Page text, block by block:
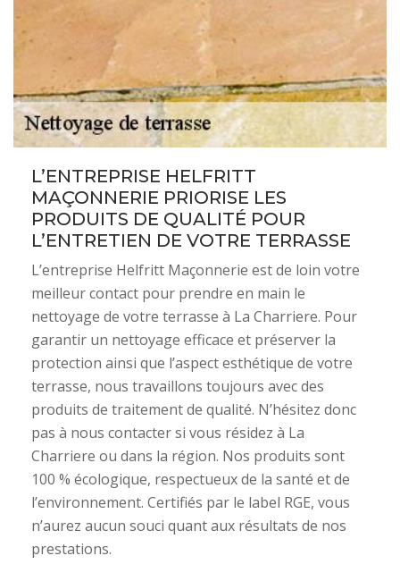
L’ENTREPRISE HELFRITT
MAÇONNERIE PRIORISE LES
PRODUITS DE QUALITÉ POUR
L’ENTRETIEN DE VOTRE TERRASSE
L’entreprise Helfritt Maçonnerie est de loin votre
meilleur contact pour prendre en main le
nettoyage de votre terrasse à La Charriere. Pour
garantir un nettoyage efficace et préserver la
protection ainsi que l’aspect esthétique de votre
terrasse, nous travaillons toujours avec des
produits de traitement de qualité. N’hésitez donc
pas à nous contacter si vous résidez à La
Charriere ou dans la région. Nos produits sont
100 % écologique, respectueux de la santé et de
l’environnement. Certifiés par le label RGE, vous
n’aurez aucun souci quant aux résultats de nos
prestations.